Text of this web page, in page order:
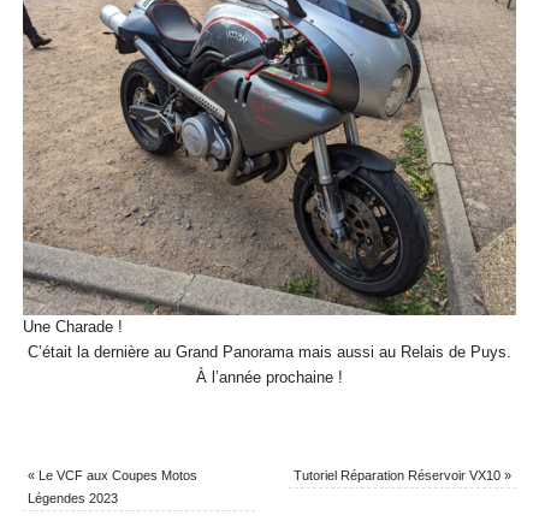
Une Charade !
C’était la dernière au Grand Panorama mais aussi au Relais de Puys.
À l’année prochaine !
«Le VCF aux Coupes Motos
Légendes 2023
Tutoriel Réparation Réservoir VX10»